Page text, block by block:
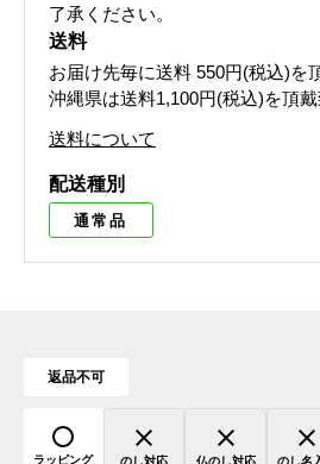
了承ください。
送料
お届け先毎に送料 550円(税込)を
沖縄県は送料1,100円(税込)を頂戴
送料について
配送種別
通常品
返品不可
ラッピング